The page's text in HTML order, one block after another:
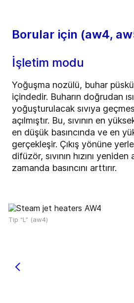
Borular için (aw4,
İşletim modu
Yoğuşma nozülü, buhar
içindedir. Buharın doğrudan
yoğuşturulacak sıvıya
açılmıştır. Bu, sıvının en
en düşük basıncında ve en
gerçekleşir. Çıkış yönüne
difüzör, sıvının hızını yeniden
zamanda basıncını arttırır.
Tip “L” (aw4)